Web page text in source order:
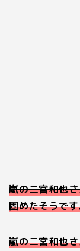
嵐の二宮和也
固めたそうで
嵐の二宮和也